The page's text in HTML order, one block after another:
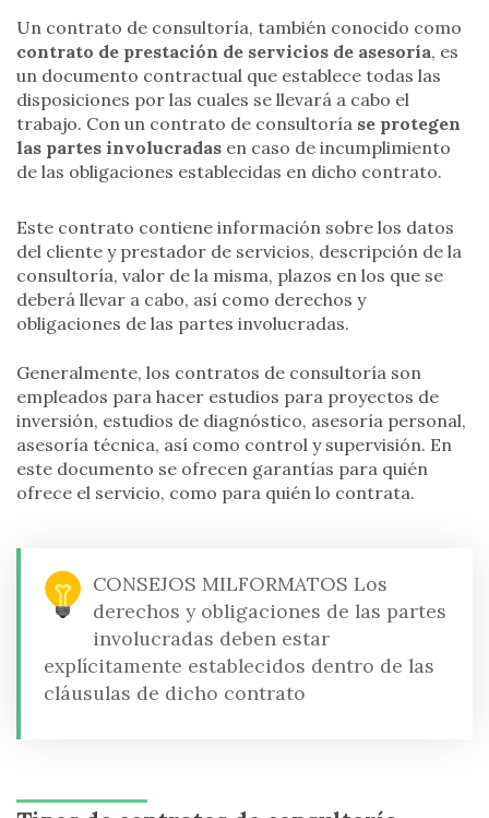
Un contrato de consultoría, también conocido como
contrato de prestación de servicios de asesoría, es
un documento contractual que establece todas las
disposiciones por las cuales se llevará a cabo el
trabajo. Con un contrato de consultoría se protegen
las partes involucradas en caso de incumplimiento
de las obligaciones establecidas en dicho contrato.
Este contrato contiene información sobre los datos
del cliente y prestador de servicios, descripción de la
consultoría, valor de la misma, plazos en los que se
deberá llevar a cabo, así como derechos y
obligaciones de las partes involucradas.
Generalmente, los contratos de consultoría son
empleados para hacer estudios para proyectos de
inversión, estudios de diagnóstico, asesoría personal,
asesoría técnica, así como control y supervisión. En
este documento se ofrecen garantías para quién
ofrece el servicio, como para quién lo contrata.
CONSEJOS MILFORMATOS Los
derechos y obligaciones de las partes
involucradas deben estar
explícitamente establecidos dentro de las
cláusulas de dicho contrato